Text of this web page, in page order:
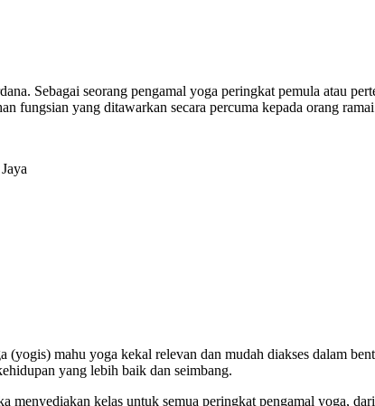
Sebagai seorang pengamal yoga peringkat pemula atau
fungsian yang ditawarkan secara percuma kepada orang
mahu yoga kekal relevan dan mudah diakses dalam
yang lebih baik dan seimbang.
kelas untuk semua peringkat pengamal yoga,